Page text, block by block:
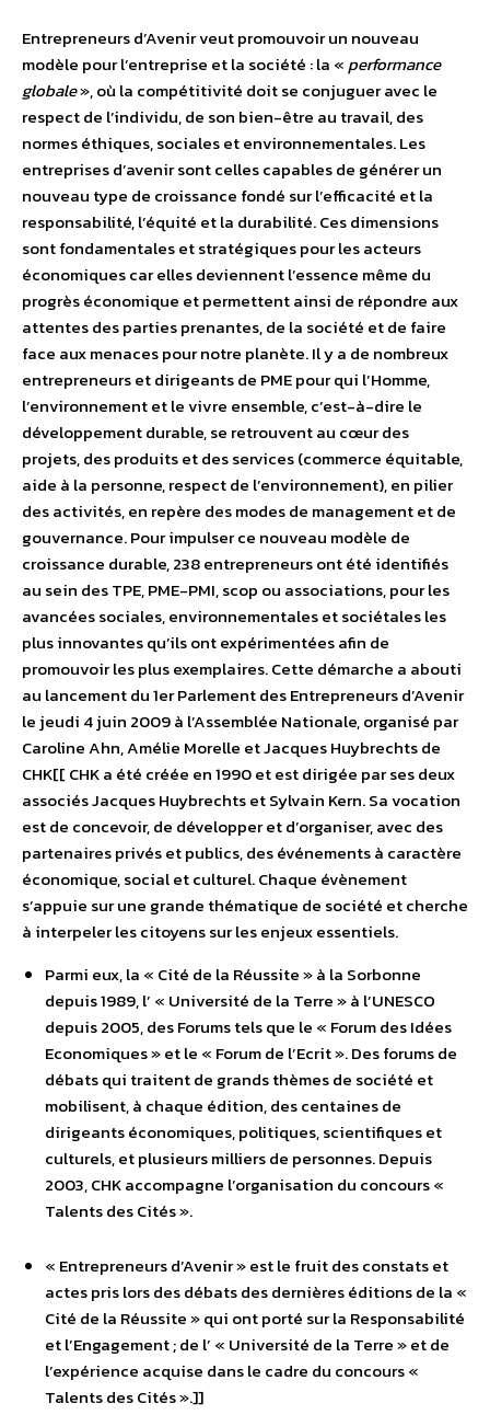
Entrepreneurs d’Avenir veut promouvoir un nouveau
modèle pour l’entreprise et la société : la «performance
globale», où la compétitivité doit se conjuguer avec le
respect de l’individu, de son bien-être au travail, des
normes éthiques, sociales et environnementales. Les
entreprises d’avenir sont celles capables de générer un
nouveau type de croissance fondé sur l’efficacité et la
responsabilité, l’équité et la durabilité. Ces dimensions
sont fondamentales et stratégiques pour les acteurs
économiques car elles deviennent l’essence même du
progrès économique et permettent ainsi de répondre aux
attentes des parties prenantes, de la société et de faire
face aux menaces pour notre planète. Il y a de nombreux
entrepreneurs et dirigeants de PME pour qui l’Homme,
l’environnement et le vivre ensemble, c’est-à-dire le
développement durable, se retrouvent au cœur des
projets, des produits et des services (commerce équitable,
aide à la personne, respect de l’environnement), en pilier
des activités, en repère des modes de management et de
gouvernance. Pour impulser ce nouveau modèle de
croissance durable, 238 entrepreneurs ont été identifiés
au sein des TPE, PME-PMI, scop ou associations, pour les
avancées sociales, environnementales et sociétales les
plus innovantes qu’ils ont expérimentées afin de
promouvoir les plus exemplaires. Cette démarche a abouti
au lancement du 1er Parlement des Entrepreneurs d’Avenir
le jeudi 4 juin 2009 à l’Assemblée Nationale, organisé par
Caroline Ahn, Amélie Morelle et Jacques Huybrechts de
CHK[[ CHK a été créée en 1990 et est dirigée par ses deux
associés Jacques Huybrechts et Sylvain Kern. Sa vocation
est de concevoir, de développer et d’organiser, avec des
partenaires privés et publics, des événements à caractère
économique, social et culturel. Chaque évènement
s’appuie sur une grande thématique de société et cherche
à interpeler les citoyens sur les enjeux essentiels.
Parmi eux, la « Cité de la Réussite » à la Sorbonne
depuis 1989, l’ « Université de la Terre » à l’UNESCO
depuis 2005, des Forums tels que le « Forum des Idées
Economiques » et le « Forum de l’Ecrit ». Des forums de
débats qui traitent de grands thèmes de société et
mobilisent, à chaque édition, des centaines de
dirigeants économiques, politiques, scientifiques et
culturels, et plusieurs milliers de personnes. Depuis
2003, CHK accompagne l’organisation du concours «
Talents des Cités ».
« Entrepreneurs d’Avenir » est le fruit des constats et
actes pris lors des débats des dernières éditions de la «
Cité de la Réussite » qui ont porté sur la Responsabilité
et l’Engagement ; de l’ « Université de la Terre » et de
l’expérience acquise dans le cadre du concours «
Talents des Cités ».]]